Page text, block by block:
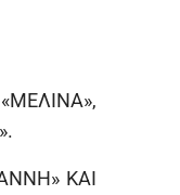
ΚΑΙ